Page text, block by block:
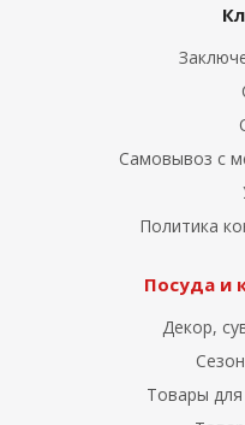
Самовывоз с
Политика
Посуда и
Декор,
Товары